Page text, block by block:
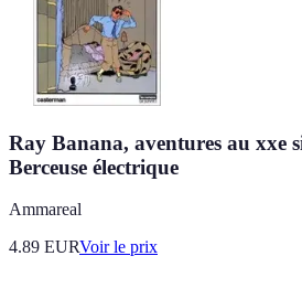
Ray Banana, aventures au xxe
Berceuse électrique
Ammareal
4.89 EURVoir le prix